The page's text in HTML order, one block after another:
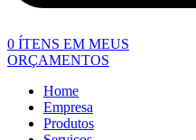
0 ÍTENS EM MEUS
ORÇAMENTOS
Home
Empresa
Produtos